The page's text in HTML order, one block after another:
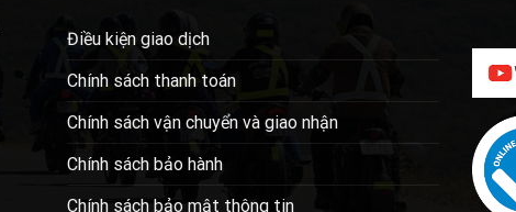
Điều kiện giao dịch
Chính sách thanh toán
Chính sách vận chuyển và giao nhận
Chính sách bảo hành
Chính sách bảo mật thông tin